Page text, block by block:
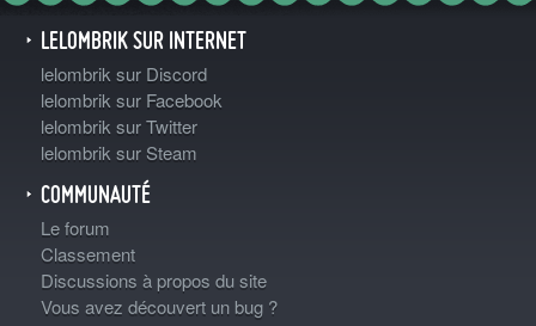
LELOMBRIK SUR INTERNET
lelombrik sur Discord
lelombrik sur Facebook
lelombrik sur Twitter
lelombrik sur Steam
COMMUNAUTÉ
Le forum
Classement
Discussions à propos du site
Vous avez découvert un bug ?